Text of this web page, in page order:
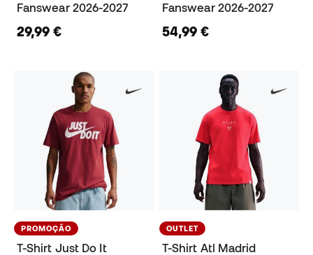
Fanswear 2026-2027
29,99 €
Fanswear 2026-2027
54,99 €
PROMOÇÃO
T-Shirt Just Do It
OUTLET
T-Shirt Atl Madrid